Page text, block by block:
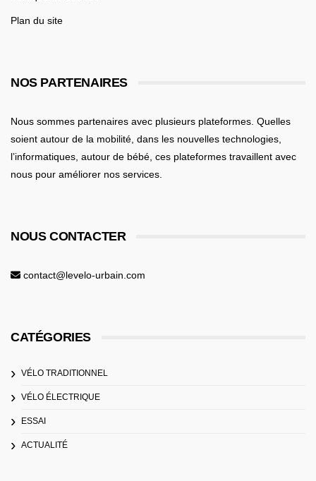
Plan du site
NOS PARTENAIRES
Nous sommes partenaires avec plusieurs plateformes. Quelles
soient autour de la mobilité , dans les nouvelles technologies,
l’informatiques, autour de bébé , ces plateformes travaillent avec
nous pour améliorer nos services.
NOUS CONTACTER
contact@levelo-urbain.com
CATÉGORIES
VÉLO TRADITIONNEL
VÉLO ÉLECTRIQUE
ESSAI
ACTUALITÉ